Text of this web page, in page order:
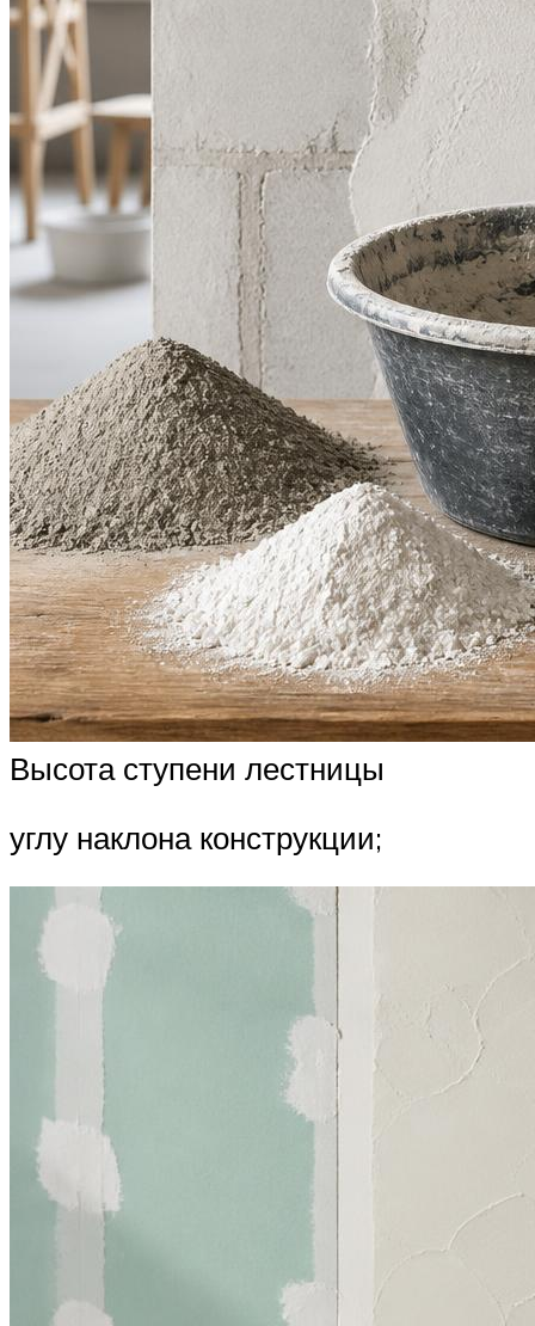
Высота ступени лестницы
углу наклона конструкции;